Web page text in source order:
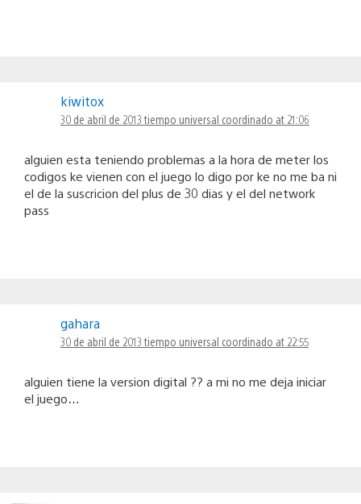
kiwitox
30 de abril de 2013 tiempo universal coordinado at 21:06
alguien esta teniendo problemas a la hora de meter los
codigos ke vienen con el juego lo digo por ke no me ba ni
el de la suscricion del plus de 30 dias y el del network
pass
gahara
30 de abril de 2013 tiempo universal coordinado at 22:55
alguien tiene la version digital ?? a mi no me deja iniciar
el juego…